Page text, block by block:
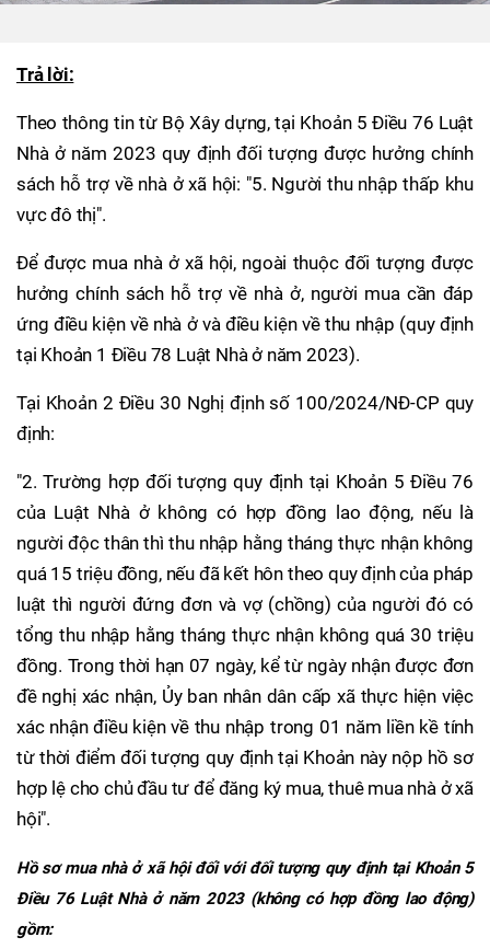
Trả lời:
Theo thông tin từ Bộ Xây dựng, tại Khoản 5 Điều 76 Luật
Nhà ở năm 2023 quy định đối tượng được hưởng chính
sách hỗ trợ về nhà ở xã hội: "5. Người thu nhập thấp khu
vực đô thị".
Để được mua nhà ở xã hội, ngoài thuộc đối tượng được
hưởng chính sách hỗ trợ về nhà ở, người mua cần đáp
ứng điều kiện về nhà ở và điều kiện về thu nhập (quy định
tại Khoản 1 Điều 78 Luật Nhà ở năm 2023).
Tại Khoản 2 Điều 30 Nghị định số 100/2024/NĐ-CP quy
định:
"2. Trường hợp đối tượng quy định tại Khoản 5 Điều 76
của Luật Nhà ở không có hợp đồng lao động, nếu là
người độc thân thì thu nhập hằng tháng thực nhận không
quá 15 triệu đồng, nếu đã kết hôn theo quy định của pháp
luật thì người đứng đơn và vợ (chồng) của người đó có
tổng thu nhập hằng tháng thực nhận không quá 30 triệu
đồng. Trong thời hạn 07 ngày, kể từ ngày nhận được đơn
đề nghị xác nhận, Ủy ban nhân dân cấp xã thực hiện việc
xác nhận điều kiện về thu nhập trong 01 năm liền kề tính
từ thời điểm đối tượng quy định tại Khoản này nộp hồ sơ
hợp lệ cho chủ đầu tư để đăng ký mua, thuê mua nhà ở xã
hội".
Hồ sơ mua nhà ở xã hội đối với đối tượng quy định tại Khoản 5
Điều 76 Luật Nhà ở năm 2023 (không có hợp đồng lao động)
gồm: